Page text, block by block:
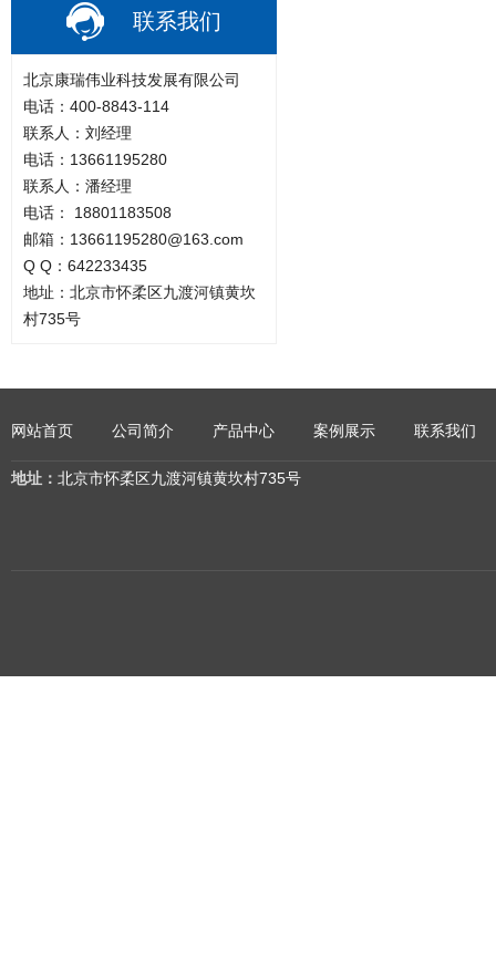
联系我们
北京康瑞伟业科技发展有限公司
电话：400-8843-114
联系人：刘经理
电话：13661195280
联系人：潘经理
电话： 18801183508
邮箱：13661195280@163.com
Q Q：642233435
地址：北京市怀柔区九渡河镇黄坎
村735号
网站首页 公司简介 产品中心 案例展示 联系我们
地址： 北京市怀柔区九渡河镇黄坎村735号